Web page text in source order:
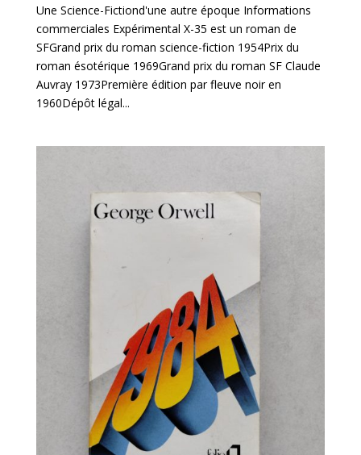
Une Science-Fictiond'une autre époque Informations
commerciales Expérimental X-35 est un roman de
SFGrand prix du roman science-fiction 1954Prix du
roman ésotérique 1969Grand prix du roman SF Claude
Auvray 1973Première édition par fleuve noir en
1960Dépôt légal...